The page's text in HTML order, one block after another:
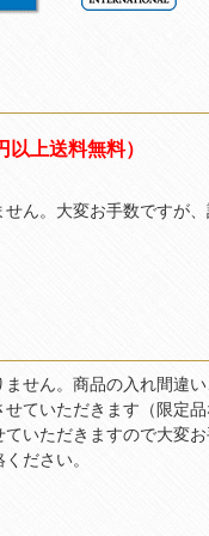
上送料無料）
ん。大変お手数ですが
せん。商品の入れ間違
ていただきます（限
いただきますので大
ださい。